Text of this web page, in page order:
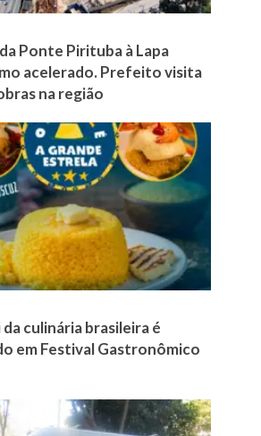
Ponte Pirituba à Lapa
acelerado. Prefeito visita
na região
culinária brasileira é
em Festival Gastronômico